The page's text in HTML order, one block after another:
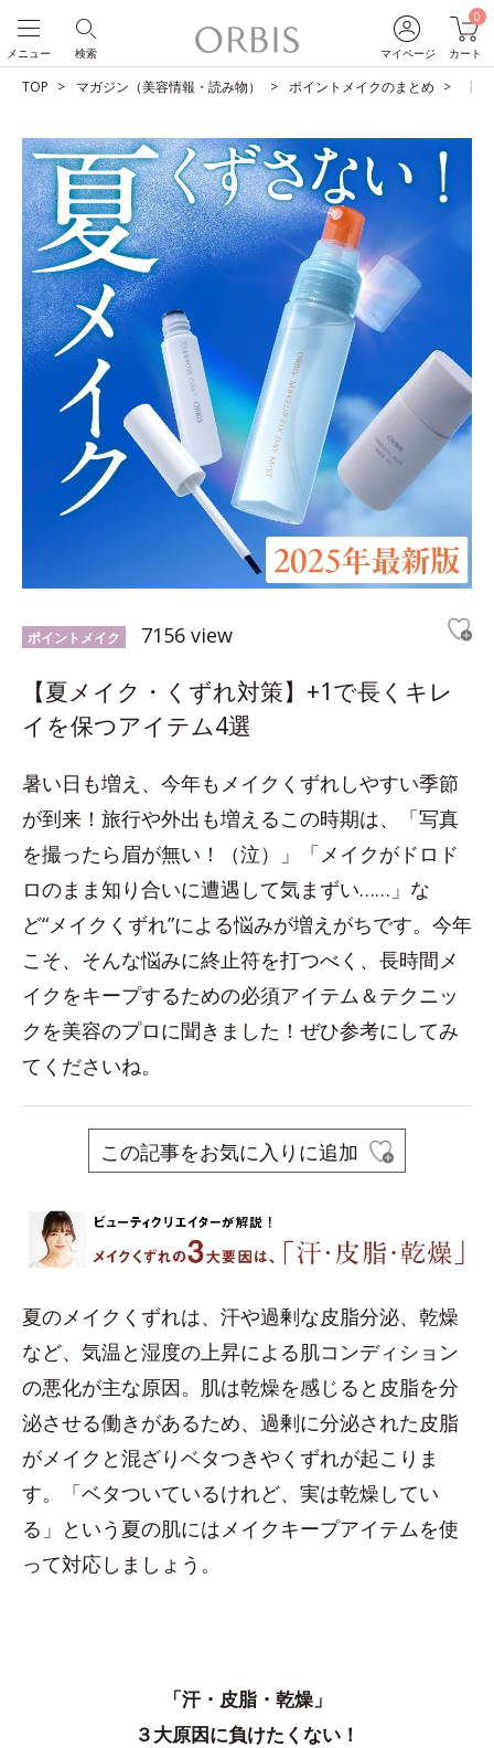
マイページ
0
カート
検索
メニュー
TOP マガジン（美容情報・読み物） ポイントメイクのまとめ 【
ポイントメイク 7156 view
【夏メイク・くずれ対策】+1で長くキレ
イを保つアイテム4選
暑い日も増え、今年もメイクくずれしやすい季節
が到来！旅行や外出も増えるこの時期は、「写真
を撮ったら眉が無い！（泣）」「メイクがドロド
ロのまま知り合いに遭遇して気まずい……」な
ど“メイクくずれ”による悩みが増えがちです。今年
こそ、そんな悩みに終止符を打つべく、長時間メ
イクをキープするための必須アイテム＆テクニッ
クを美容のプロに聞きました！ぜひ参考にしてみ
てくださいね。
この記事をお気に入りに追加
夏のメイクくずれは、汗や過剰な皮脂分泌、乾燥
など、気温と湿度の上昇による肌コンディション
の悪化が主な原因。肌は乾燥を感じると皮脂を分
泌させる働きがあるため、過剰に分泌された皮脂
がメイクと混ざりベタつきやくずれが起こりま
す。「ベタついているけれど、実は乾燥してい
る」という夏の肌にはメイクキープアイテムを使
って対応しましょう。
「汗・皮脂・乾燥」
３大原因に負けたくない！